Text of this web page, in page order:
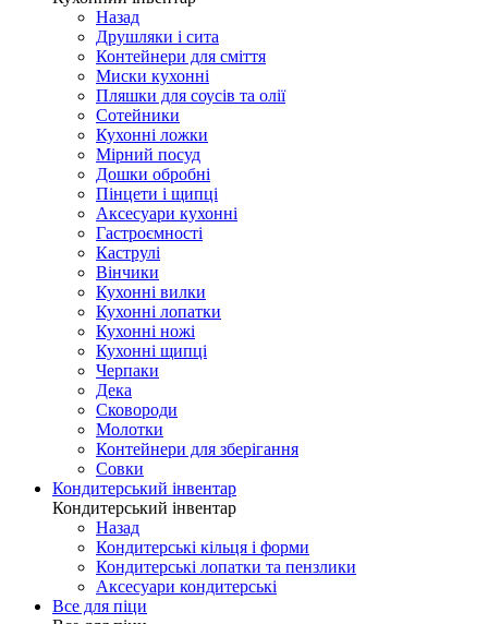
Назад
Друшляки і сита
Контейнери для сміття
Миски кухонні
Пляшки для соусів та олії
Сотейники
Кухонні ложки
Мірний посуд
Дошки обробні
Пінцети і щипці
Аксесуари кухонні
Гастроємності
Каструлі
Вінчики
Кухонні вилки
Кухонні лопатки
Кухонні ножі
Кухонні щипці
Черпаки
Дека
Сковороди
Молотки
Контейнери для зберігання
Совки
Кондитерський інвентар
Кондитерський інвентар
Назад
Кондитерські кільця і форми
Кондитерські лопатки та пензлики
Аксесуари кондитерські
Все для піци